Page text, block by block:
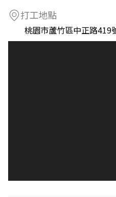
打工地點
桃園市蘆竹區中正路419